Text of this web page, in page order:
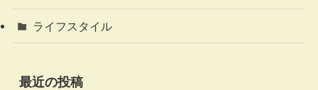
ライフスタイル
最近の投稿